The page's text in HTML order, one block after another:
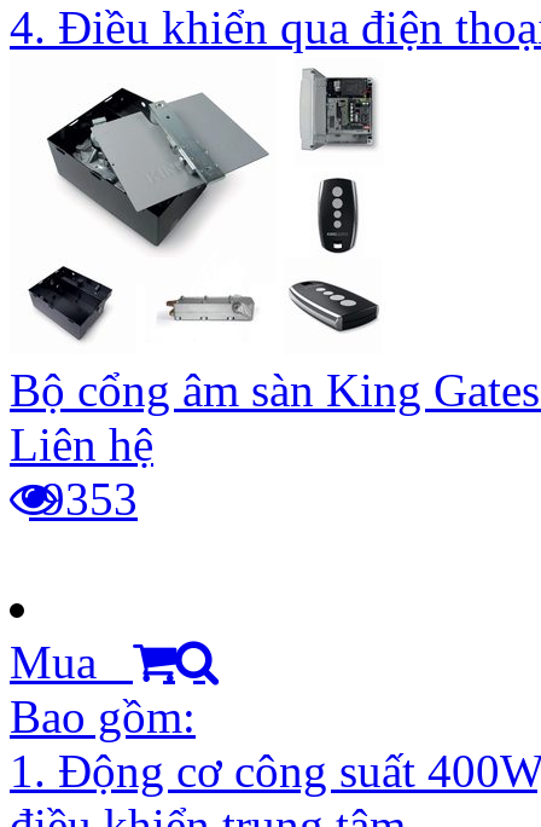
4. Điều khiển qua điện
Bộ cổng âm sàn King
Liên hệ
9353
Mua
Bao gồm:
1. Động cơ công suất